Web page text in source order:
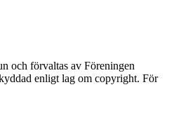
och förvaltas av Föreningen
enligt lag om copyright. För